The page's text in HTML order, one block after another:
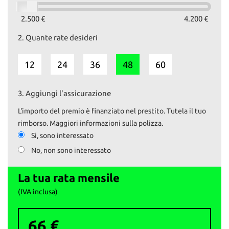
Su www.autoemotoribs.it è disponibile la galleria fotografica
completa in alta risoluzione di ogni nostro veicolo.
I nostri servizi:
- GARANZIA estendibile fino a 36 mesi
- RITIRO usato pagamento IMMEDIATO
- FINANZIAMENTI personalizzati
- PASSAGGI di proprietà istantanei
- ESPOSIZIONE veicoli VINTAGE.
La garanzia è fornita ai sensi della normativa vigente d.lgs 206/05
Ad un passo dal casello autostradale di Ospitaletto (A4).
info vendite: 3275911222
Daniele: 3291670084
2.500 € 4.200 €
2. Quante rate desideri
12 24 36 48 60
3. Aggiungi l'assicurazione
L'importo del premio è finanziato nel prestito. Tutela il tuo
rimborso. Maggiori informazioni sulla polizza.
Si, sono interessato
No, non sono interessato
La tua rata mensile
(IVA inclusa)
66 €